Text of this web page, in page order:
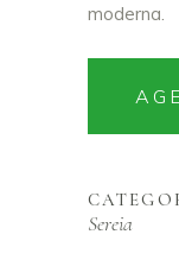
moderna.
Sereia